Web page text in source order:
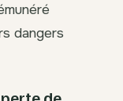
dangers